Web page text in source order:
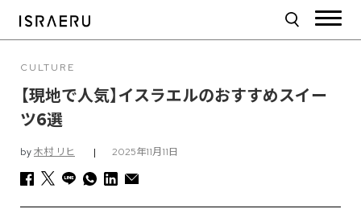
CULTURE
【現地で人気】イスラエルのおすすめスイー
ツ6選
by木村 リヒ | 2025年11月11日